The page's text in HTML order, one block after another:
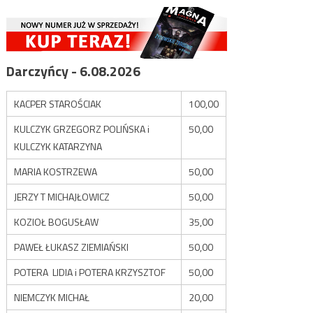
Darczyńcy - 6.08.2026
KACPER STAROŚCIAK
100,00
KULCZYK GRZEGORZ POLIŃSKA i
KULCZYK KATARZYNA
50,00
MARIA KOSTRZEWA
50,00
JERZY T MICHAJŁOWICZ
50,00
KOZIOŁ BOGUSŁAW
35,00
PAWEŁ ŁUKASZ ZIEMIAŃSKI
50,00
POTERA LIDIA i POTERA KRZYSZTOF
50,00
NIEMCZYK MICHAŁ
20,00